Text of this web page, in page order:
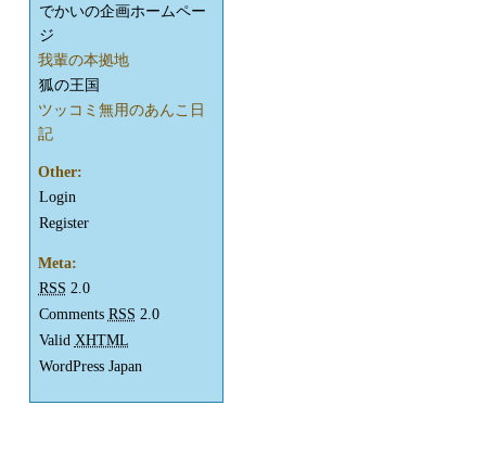
でかいの企画ホームペー
ジ
我輩の本拠地
狐の王国
ツッコミ無用のあんこ日
記
Other:
Login
Register
Meta:
RSS 2.0
Comments RSS 2.0
Valid XHTML
WordPress Japan